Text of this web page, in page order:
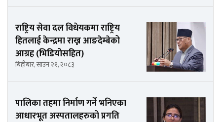
राष्ट्रिय सेवा दल विधेयकमा राष्ट्रिय
हितलाई केन्द्रमा राख्न आङदेम्बेको
आग्रह (भिडियोसहित)
बिहीबार, साउन २१, २०८३
पालिका तहमा निर्माण गर्ने भनिएका
आधारभूत अस्पतालहरुको प्रगति